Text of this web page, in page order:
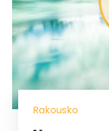
Rakousko